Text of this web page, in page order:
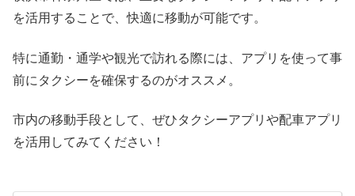
を活用することで、快適に移動が可能です。
特に通勤・通学や観光で訪れる際には、アプリを使って事
前にタクシーを確保するのがオススメ。
市内の移動手段として、ぜひタクシーアプリや配車アプリ
を活用してみてください！